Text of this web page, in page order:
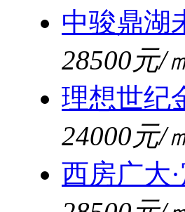
中骏鼎湖
28500元/
理想世纪
24000元/
西房广大